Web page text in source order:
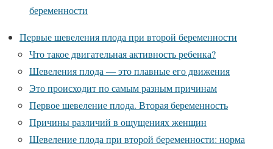
беременности
Первые шевеления плода при второй беременности
Что такое двигательная активность ребенка?
Шевеления плода — это плавные его движения
Это происходит по самым разным причинам
Первое шевеление плода. Вторая беременность
Причины различий в ощущениях женщин
Шевеление плода при второй беременности: норма